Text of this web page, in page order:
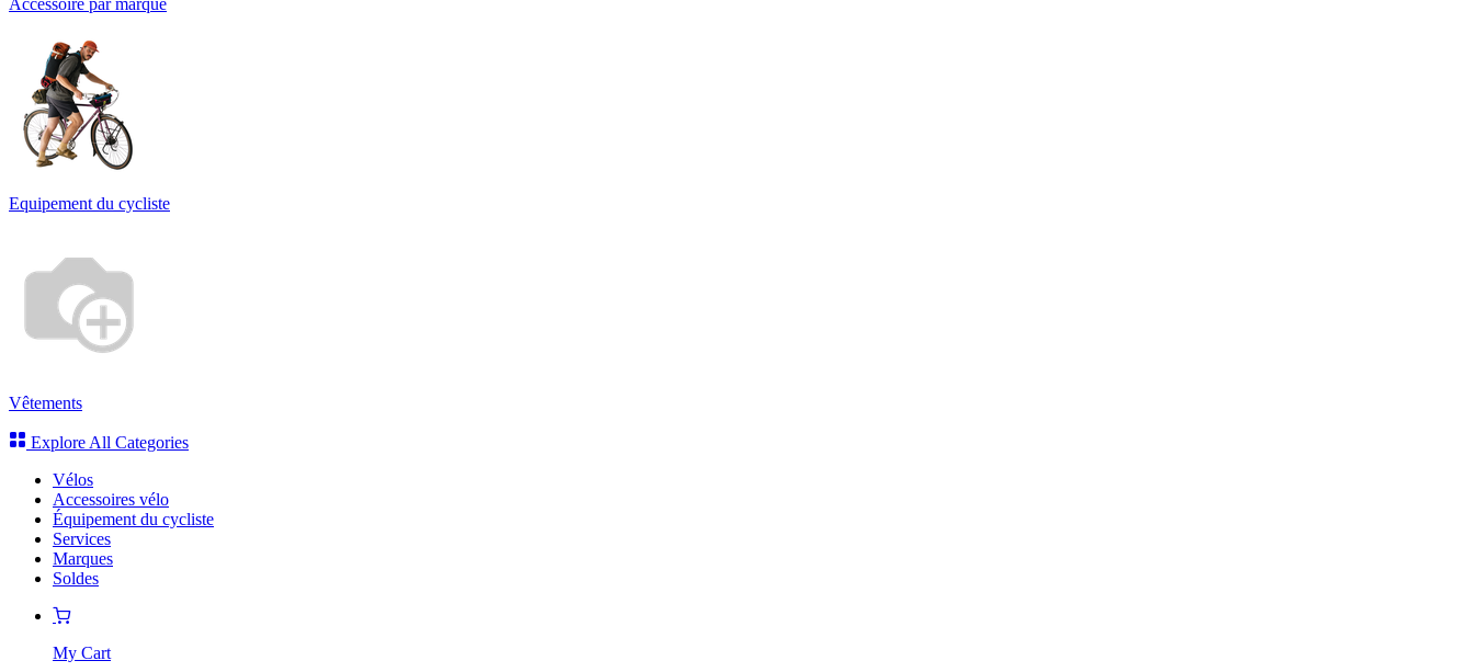
Accessoire par marque
Equipement du cycliste
Vêtements
Explore All Categories
Vélos
Accessoires vélo
Équipement du cycliste
Services
Marques
Soldes
My Cart